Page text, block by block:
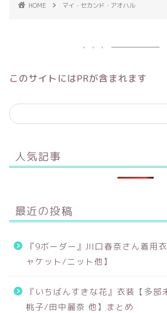
HOME マイ・セカンド・アオハル
このサイトにはPRが含まれます
人気記事
最近の投稿
『9ボーダー』川口春奈さん着用
ャケット/ニット他】
『いちばんすきな花』衣装【多
桃子/田中麗奈 他】まとめ